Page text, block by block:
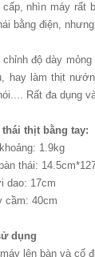
cấp, nhìn máy rất
bằng điện,
chỉnh độ dày
hay làm thịt
Rất đa dụng
thịt bằng tay:
1.9kg
thái:
dao: 17cm
cầm: 40cm
dụng
lên bàn và cố